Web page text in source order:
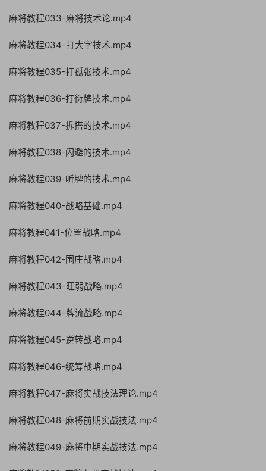
麻将教程033-麻将技术论.mp4
麻将教程034-打大字技术.mp4
麻将教程035-打孤张技术.mp4
麻将教程036-打衍牌技术.mp4
麻将教程037-拆搭的技术.mp4
麻将教程038-闪避的技术.mp4
麻将教程039-听牌的技术.mp4
麻将教程040-战略基础.mp4
麻将教程041-位置战略.mp4
麻将教程042-围庄战略.mp4
麻将教程043-旺弱战略.mp4
麻将教程044-牌流战略.mp4
麻将教程045-逆转战略.mp4
麻将教程046-统筹战略.mp4
麻将教程047-麻将实战技法理论.mp4
麻将教程048-麻将前期实战技法.mp4
麻将教程049-麻将中期实战技法.mp4